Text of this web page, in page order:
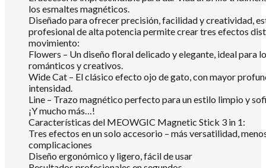
los esmaltes magnéticos.
Diseñado para ofrecer precisión, facilidad y creatividad,
profesional de alta potencia permite crear tres efectos
movimiento:
Flowers – Un diseño floral delicado y elegante, ideal para
románticos y creativos.
Wide Cat – El clásico efecto ojo de gato, con mayor
intensidad.
Line – Trazo magnético perfecto para un estilo limpio y
¡Y mucho más…!
Características del MEOWGIC Magnetic Stick 3 in 1:
Tres efectos en un solo accesorio – más versatilidad,
complicaciones
Diseño ergonómico y ligero, fácil de usar